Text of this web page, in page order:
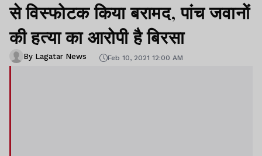
से विस्फोटक किया बरामद, पांच जवानों
की हत्या का आरोपी है बिरसा
By Lagatar News Feb 10, 2021 12:00 AM